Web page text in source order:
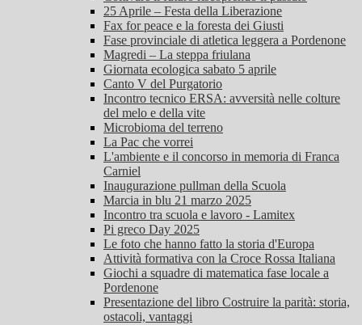
25 Aprile – Festa della Liberazione
Fax for peace e la foresta dei Giusti
Fase provinciale di atletica leggera a Pordenone
Magredi – La steppa friulana
Giornata ecologica sabato 5 aprile
Canto V del Purgatorio
Incontro tecnico ERSA: avversità nelle colture
del melo e della vite
Microbioma del terreno
La Pac che vorrei
L'ambiente e il concorso in memoria di Franca
Carniel
Inaugurazione pullman della Scuola
Marcia in blu 21 marzo 2025
Incontro tra scuola e lavoro - Lamitex
Pi greco Day 2025
Le foto che hanno fatto la storia d'Europa
Attività formativa con la Croce Rossa Italiana
Giochi a squadre di matematica fase locale a
Pordenone
Presentazione del libro Costruire la parità: storia,
ostacoli, vantaggi